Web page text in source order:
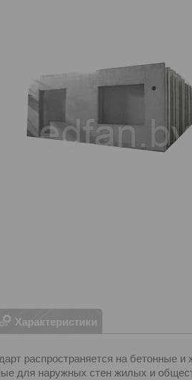
Характеристики
распространяется на бетонные и
для наружных стен жилых и